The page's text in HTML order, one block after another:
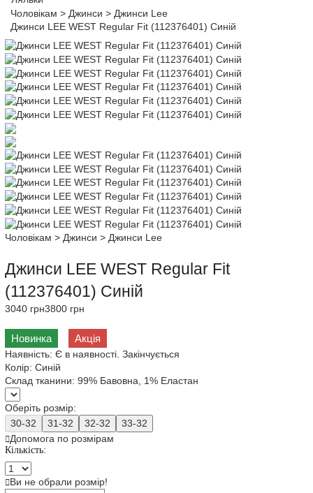
Чоловікам > Джинси > Джинси Lee
Джинси LEE WEST Regular Fit (112376401) Синій
Чоловікам > Джинси > Джинси Lee
Джинси LEE WEST Regular Fit
(112376401) Синій
3040 грн3800 грн
Новинка Акція
Наявність:Є в наявності. Закінчується
Колір:Синій
Склад тканини:99% Бавовна, 1% Еластан
Оберіть розмір:
30-32
31-32 32-32
33-32
Допомога по розмірам
Кількість:
Ви не обрали розмір!